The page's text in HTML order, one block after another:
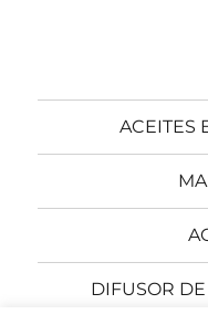
ACEITES
DIFUSOR